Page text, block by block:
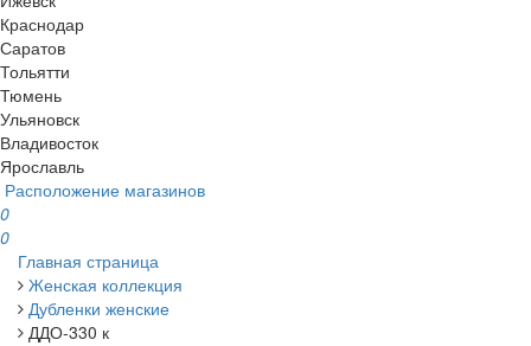
Краснодар
Саратов
Тольятти
Тюмень
Ульяновск
Владивосток
Ярославль
Расположение магазинов
0
0
Главная страница
Женская коллекция
Дубленки женские
ДДО-330 к